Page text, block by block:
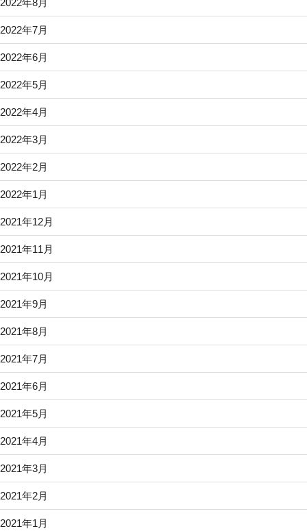
2022年7月
2022年6月
2022年5月
2022年4月
2022年3月
2022年2月
2022年1月
2021年12月
2021年11月
2021年10月
2021年9月
2021年8月
2021年7月
2021年6月
2021年5月
2021年4月
2021年3月
2021年2月
2021年1月